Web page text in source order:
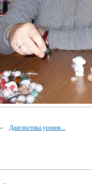
Диагностика уровня...